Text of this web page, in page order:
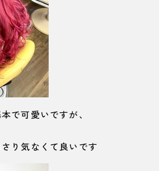
で可愛いですが、
り気なくて良いです